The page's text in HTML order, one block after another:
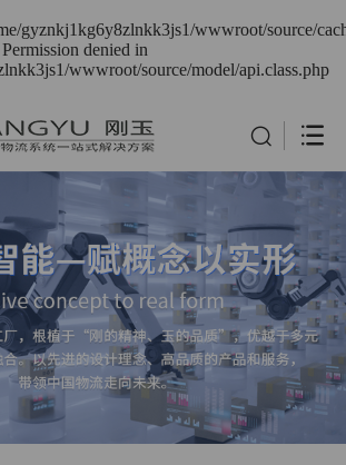
gyznkj1kg6y8zlnkk3js1/wwwroot/source/
denied in
wwwroot/source/model/api.class.php